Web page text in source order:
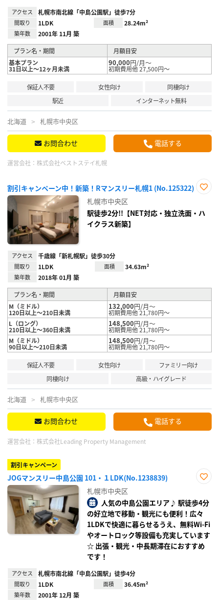
アクセス 札幌市南北線「中島公園駅」徒歩7分
間取り 1LDK 面積 28.24m²
築年数 2001年 11月 築
プラン名・期間
月額目安
基本プラン
31日以上～12ヶ月未満
90,000円/月～
初期費用他 27,500円～
保証人不要 女性向け
同棲向け
駅近
インターネット無料
北海道 札幌市中央区
お問合わせ 電話する
運営会社： 株式会社ベストステイ札幌
割引キャンペーン中！新築！Rマンスリー札幌1 (No.125322)
り登
録
札幌市中央区
駅徒歩2分!!【NET対応・独立洗面・ハ
イクラス新築】
アクセス 千歳線「新札幌駅」徒歩30分
間取り 1LDK 面積 34.63m²
築年数 2018年 01月 築
プラン名・期間
月額目安
M（ミドル）
120日以上～210日未満
132,000円/月～
初期費用他 21,780円～
L（ロング）
210日以上～360日未満
148,500円/月～
初期費用他 21,780円～
M（ミドル）
90日以上～210日未満
148,500円/月～
初期費用他 21,780円～
保証人不要 女性向け
ファミリー向け
同棲向け
高級・ハイグレード
北海道 札幌市中央区
お問合わせ 電話する
運営会社： 株式会社Leading Property Management
割引キャンペーン
JOGマンスリー中島公園 101・１LDK(No.1238839)
り登
録
札幌市中央区
人気の中島公園エリア♪ 駅徒歩4分
の好立地で移動・観光にも便利！広々
1LDKで快適に暮らせるうえ、無料Wi-Fi
やオートロック等設備も充実しています
☆ 出張・観光・中長期滞在におすすめ
です！
アクセス 札幌市南北線「中島公園駅」徒歩4分
間取り 1LDK 面積 36.45m²
築年数 2001年 12月 築